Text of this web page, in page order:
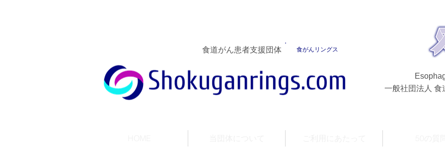
食道がん患者支援団体 食がんリングス
一般社団法人 食